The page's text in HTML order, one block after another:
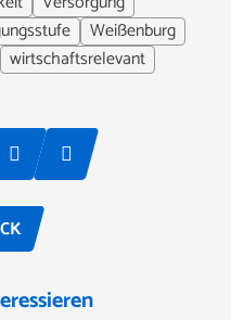
Weißenburg
wirtschaftsrelevant